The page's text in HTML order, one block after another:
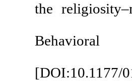
the
[DOI:10.1177/